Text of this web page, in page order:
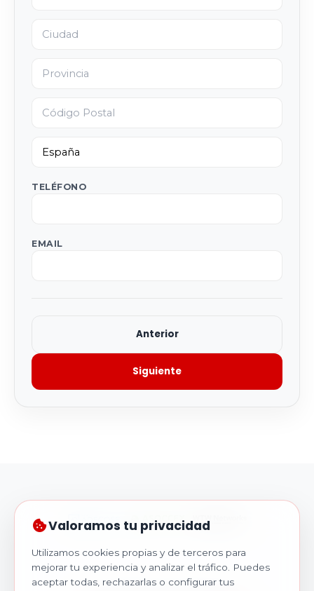
TELÉFONO
EMAIL
Anterior
Siguiente
Valoramos tu privacidad
Utilizamos cookies propias y de terceros para
mejorar tu experiencia y analizar el tráfico. Puedes
aceptar todas, rechazarlas o configurar tus